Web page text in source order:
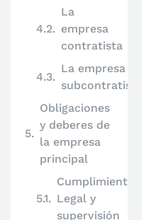
La
empresa
contratista
La empresa
subcontratista
Obligaciones
y deberes de
la empresa
principal
Cumplimiento
Legal y
supervisión